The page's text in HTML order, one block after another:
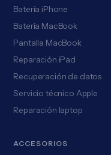
Batería iPhone
Batería MacBook
Pantalla MacBook
Reparación iPad
Recuperación de datos
Servicio técnico Apple
Reparación laptop
ACCESORIOS